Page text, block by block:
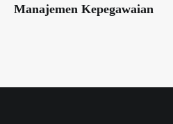
Manajemen Kepegawaian